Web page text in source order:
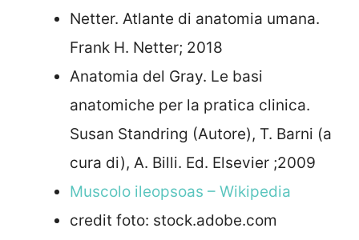
Netter. Atlante di anatomia umana.
Frank H. Netter; 2018
Anatomia del Gray. Le basi
anatomiche per la pratica clinica.
Susan Standring (Autore), T. Barni (a
cura di), A. Billi. Ed. Elsevier ;2009
Muscolo ileopsoas – Wikipedia
credit foto: stock.adobe.com